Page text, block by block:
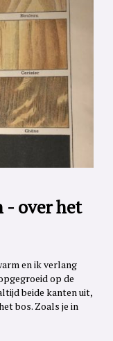
- over het
en ik verlang
op de
beide kanten uit,
bos. Zoals je in